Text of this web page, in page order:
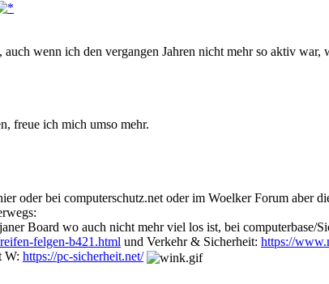
wenn ich den vergangen Jahren nicht mehr so aktiv war,
freue ich mich umso mehr.
oder bei computerschutz.net oder im Woelker Forum aber
Board wo auch nicht mehr viel los ist, bei
felgen-b421.html und Verkehr & Sicherheit: https://
W: https://pc-sicherheit.net/